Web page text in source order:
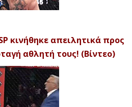
κινήθηκε απειλητικά προς
αθλητή τους! (Βίντεο)